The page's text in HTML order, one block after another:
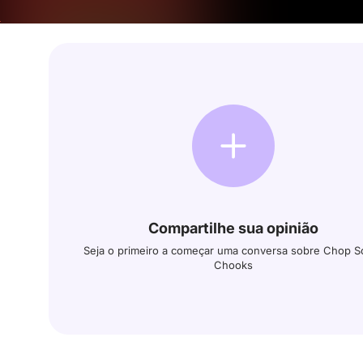
Compartilhe sua opinião
Seja o primeiro a começar uma conversa sobre Chop
Chooks